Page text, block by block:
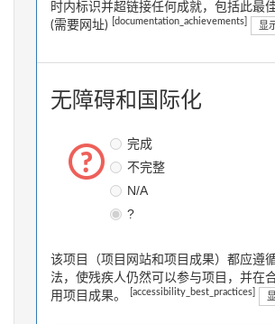
时内标识并超链接任何成就，包括此最
(需要网址)
[documentation_achievements] 显
无障碍和国际化
完成
不完整
N/A
?
该项目（项目网站和项目成果）都应遵
法，使残疾人仍然可以参与项目，并在
用项目成果。
[accessibility_best_practices]